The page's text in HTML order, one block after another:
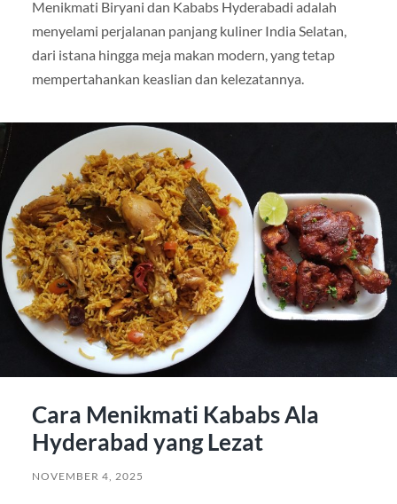
Menikmati Biryani dan Kababs Hyderabadi adalah
menyelami perjalanan panjang kuliner India Selatan,
dari istana hingga meja makan modern, yang tetap
mempertahankan keaslian dan kelezatannya.
Cara Menikmati Kababs Ala
Hyderabad yang Lezat
NOVEMBER 4, 2025